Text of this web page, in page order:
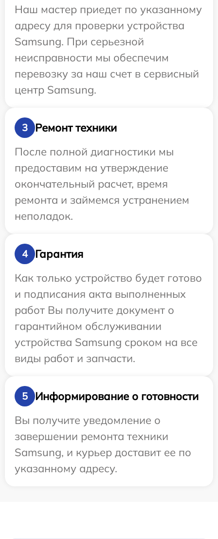
Наш мастер приедет по указанному
адресу для проверки устройства
Samsung. При серьезной
неисправности мы обеспечим
перевозку за наш счет в сервисный
центр Samsung.
3
Ремонт техники
После полной диагностики мы
предоставим на утверждение
окончательный расчет, время
ремонта и займемся устранением
неполадок.
4
Гарантия
Как только устройство будет готово
и подписания акта выполненных
работ Вы получите документ о
гарантийном обслуживании
устройства Samsung сроком на все
виды работ и запчасти.
5
Информирование о готовности
Вы получите уведомление о
завершении ремонта техники
Samsung, и курьер доставит ее по
указанному адресу.